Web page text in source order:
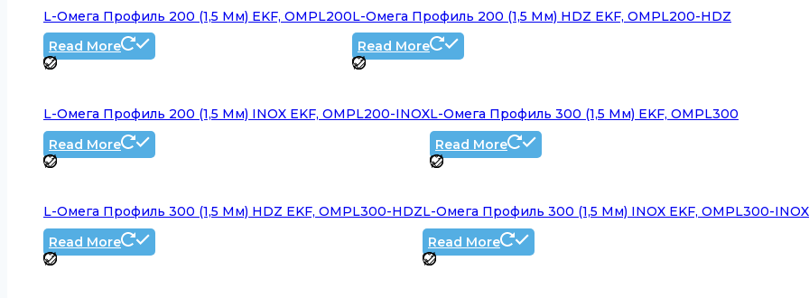
L-Омега Профиль 200 (1,5 Мм) EKF, OMPL200
Read More
L-Омега Профиль 200 (1,5 Мм) HDZ EKF, OMPL200-HDZ
Read More
L-Омега Профиль 200 (1,5 Мм) INOX EKF, OMPL200-INOX
Read More
L-Омега Профиль 300 (1,5 Мм) EKF, OMPL300
Read More
L-Омега Профиль 300 (1,5 Мм) HDZ EKF, OMPL300-HDZ
Read More
L-Омега Профиль 300 (1,5 Мм) INOX EKF, OMPL300-INOX
Read More